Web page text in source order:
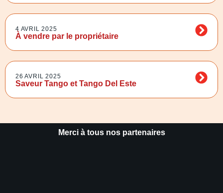
4 AVRIL 2025
À vendre par le propriétaire
26 AVRIL 2025
Saveur Tango et Tango Del Este
Merci à tous nos partenaires